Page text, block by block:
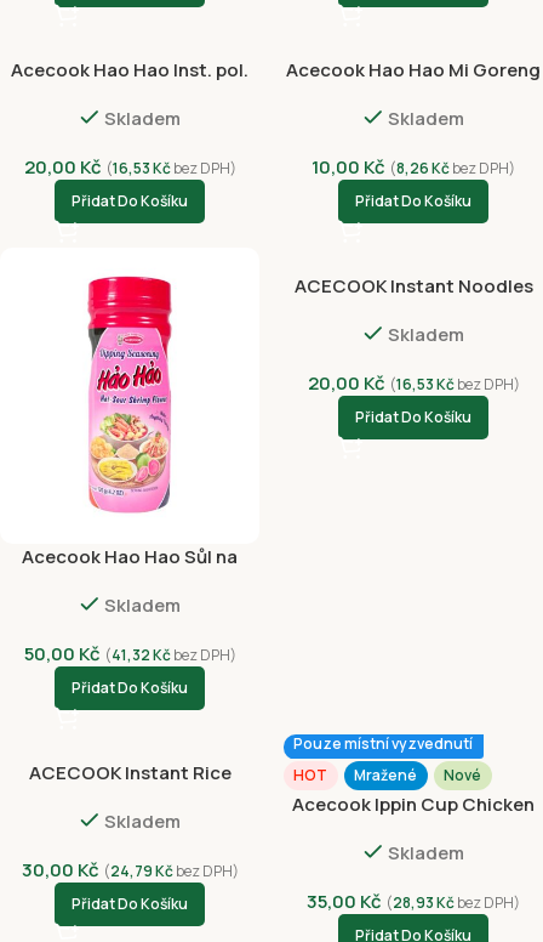
Acecook Hao Hao Inst. pol.
Skladem
20,00 Kč (16,53Kčbez DPH)
Přidat Do Košíku
Acecook Hao Hao Mi Goreng
Skladem
10,00 Kč (8,26Kčbez DPH)
Přidat Do Košíku
Acecook Hao Hao Sůl na
Skladem
50,00 Kč (41,32Kčbez DPH)
Přidat Do Košíku
ACECOOK Instant Noodles
Skladem
20,00 Kč (16,53Kčbez DPH)
Přidat Do Košíku
ACECOOK Instant Rice
70g
Skladem
30,00 Kč (24,79Kčbez DPH)
Přidat Do Košíku
Pouze místní vyzvednutí
HOT
Mražené Nové
Acecook Ippin Cup Chicken
Skladem
35,00 Kč (28,93Kčbez DPH)
Přidat Do Košíku